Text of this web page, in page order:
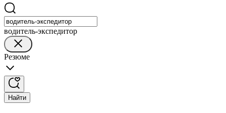
водитель-экспедитор
Резюме
Найти